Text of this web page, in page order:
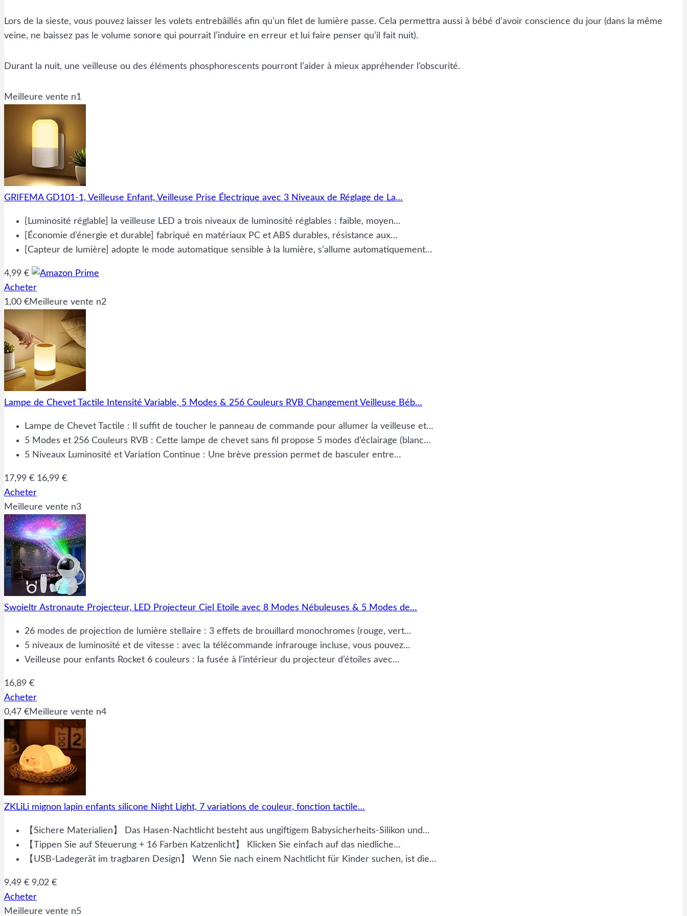
Lors de la sieste, vous pouvez laisser les volets entrebâillés afin qu’un filet de lumière passe. Cela permettra aussi à bébé d’avoir conscience du jour (dans la même
veine, ne baissez pas le volume sonore qui pourrait l’induire en erreur et lui faire penser qu’il fait nuit).
Durant la nuit, une veilleuse ou des éléments phosphorescents pourront l’aider à mieux appréhender l’obscurité.
Meilleure vente n1
GRIFEMA GD101-1, Veilleuse Enfant, Veilleuse Prise Électrique avec 3 Niveaux de Réglage de La…
[Luminosité réglable] la veilleuse LED a trois niveaux de luminosité réglables : faible, moyen…
[Économie d’énergie et durable] fabriqué en matériaux PC et ABS durables, résistance aux…
[Capteur de lumière] adopte le mode automatique sensible à la lumière, s’allume automatiquement…
4,99 €
Acheter
1,00 €Meilleure vente n2
Lampe de Chevet Tactile Intensité Variable, 5 Modes & 256 Couleurs RVB Changement Veilleuse Béb…
Lampe de Chevet Tactile : Il suffit de toucher le panneau de commande pour allumer la veilleuse et…
5 Modes et 256 Couleurs RVB : Cette lampe de chevet sans fil propose 5 modes d’éclairage (blanc…
5 Niveaux Luminosité et Variation Continue : Une brève pression permet de basculer entre…
17,99 € 16,99 €
Acheter
Meilleure vente n3
Swoieltr Astronaute Projecteur, LED Projecteur Ciel Etoile avec 8 Modes Nébuleuses & 5 Modes de…
26 modes de projection de lumière stellaire : 3 effets de brouillard monochromes (rouge, vert…
5 niveaux de luminosité et de vitesse : avec la télécommande infrarouge incluse, vous pouvez…
Veilleuse pour enfants Rocket 6 couleurs : la fusée à l’intérieur du projecteur d’étoiles avec…
16,89 €
Acheter
0,47 €Meilleure vente n4
ZKLiLi mignon lapin enfants silicone Night Light, 7 variations de couleur, fonction tactile…
【Sichere Materialien】 Das Hasen-Nachtlicht besteht aus ungiftigem Babysicherheits-Silikon und…
【Tippen Sie auf Steuerung + 16 Farben Katzenlicht】 Klicken Sie einfach auf das niedliche…
【USB-Ladegerät im tragbaren Design】 Wenn Sie nach einem Nachtlicht für Kinder suchen, ist die…
9,49 € 9,02 €
Acheter
Meilleure vente n5